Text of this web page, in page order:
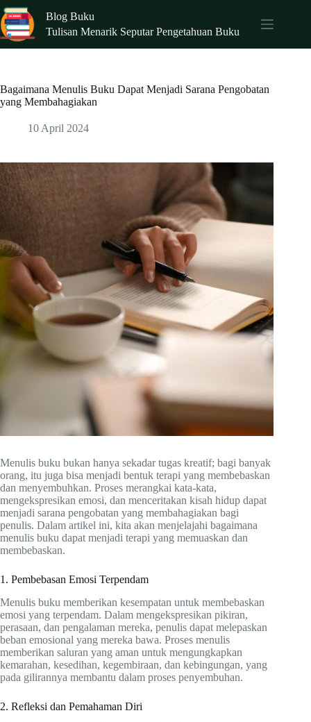
Skip
to
content
Blog Buku
Tulisan Menarik Seputar Pengetahuan Buku
Bagaimana Menulis Buku Dapat Menjadi Sarana Pengobatan
yang Membahagiakan
10 April 2024
Menulis buku bukan hanya sekadar tugas kreatif; bagi banyak
orang, itu juga bisa menjadi bentuk terapi yang membebaskan
dan menyembuhkan. Proses merangkai kata-kata,
mengekspresikan emosi, dan menceritakan kisah hidup dapat
menjadi sarana pengobatan yang membahagiakan bagi
penulis. Dalam artikel ini, kita akan menjelajahi bagaimana
menulis buku dapat menjadi terapi yang memuaskan dan
membebaskan.
1. Pembebasan Emosi Terpendam
Menulis buku memberikan kesempatan untuk membebaskan
emosi yang terpendam. Dalam mengekspresikan pikiran,
perasaan, dan pengalaman mereka, penulis dapat melepaskan
beban emosional yang mereka bawa. Proses menulis
memberikan saluran yang aman untuk mengungkapkan
kemarahan, kesedihan, kegembiraan, dan kebingungan, yang
pada gilirannya membantu dalam proses penyembuhan.
2. Refleksi dan Pemahaman Diri